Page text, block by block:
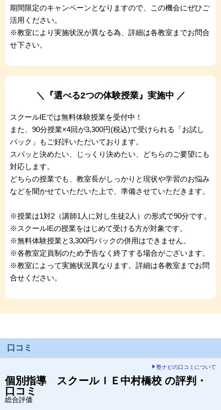
期間限定のキャンペーンとなりますので、この機会にぜひご
活用ください。
※教室により実施状況が異なる為、詳細は各教室までお問合
せ下さい。
＼『選べる2つの体験授業』実施中 ／
スクールIEでは無料体験授業を受付中！
また、90分授業×4回が3,300円(税込)で受けられる「お試し
パック」もご好評いただいております。
スパッと決めたい、じっくり決めたい、どちらのご要望にも
対応します。
どちらの授業でも、教室長がしっかりと現状や学習のお悩み
などを聞かせていただいた上で、準備させていただきます。
※授業は1対2（講師1人に対し生徒2人）の形式で90分です。
※スクールIEの授業をはじめて受ける方が対象です。
※無料体験授業と3,300円パックの併用はできません。
※各教室定員制のため予告なく終了する場合がございます。
※教室によって実施状況異なります。詳細は各教室までお問
合せください。
口コミ
塾ナビの口コミについて
個別指導 スクールＩＥ 中村橋校 の評判・
口コミ
総合評価